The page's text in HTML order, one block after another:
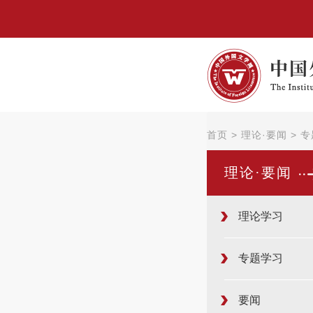
首页 > 理论·要闻 > 专
理论·要闻
理论学习
专题学习
要闻